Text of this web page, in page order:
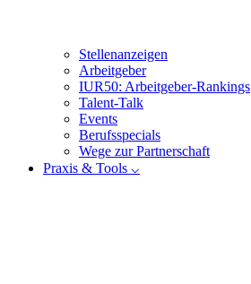
Stellenanzeigen
Arbeitgeber
IUR50: Arbeitgeber-Rankings
Talent-Talk
Events
Berufsspecials
Wege zur Partnerschaft
Praxis & Tools ⌵